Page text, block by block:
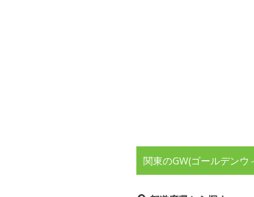
関東のGW(ゴールデン